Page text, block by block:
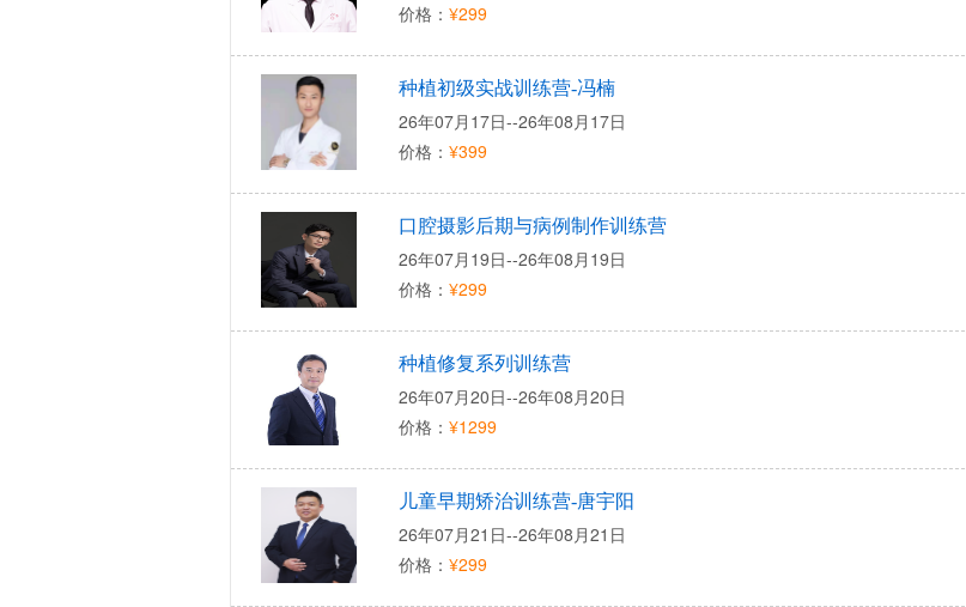
价格： ¥299
种植初级实战训练营-冯楠
26年07月17日--26年08月17日
价格： ¥399
口腔摄影后期与病例制作训练营
26年07月19日--26年08月19日
价格： ¥299
种植修复系列训练营
26年07月20日--26年08月20日
价格： ¥1299
儿童早期矫治训练营-唐宇阳
26年07月21日--26年08月21日
价格： ¥299